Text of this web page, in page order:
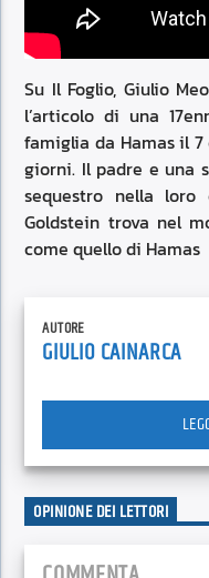
Su Il Foglio, Giulio
l’articolo di una
famiglia da Hamas il
giorni. Il padre e una
sequestro nella loro
Goldstein trova nel
come quello di Hamas
AUTORE
GIULIO CAINARCA
OPINIONE DEI LETTORI